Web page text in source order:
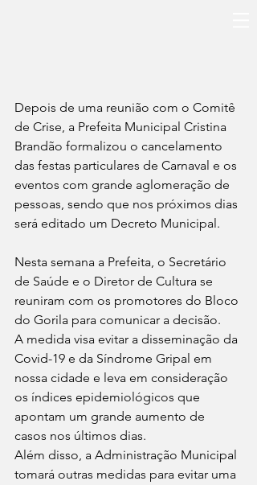
Depois de uma reunião com o Comitê
de Crise, a Prefeita Municipal Cristina
Brandão formalizou o cancelamento
das festas particulares de Carnaval e os
eventos com grande aglomeração de
pessoas, sendo que nos próximos dias
será editado um Decreto Municipal.
Nesta semana a Prefeita, o Secretário
de Saúde e o Diretor de Cultura se
reuniram com os promotores do Bloco
do Gorila para comunicar a decisão.
A medida visa evitar a disseminação da
Covid-19 e da Síndrome Gripal em
nossa cidade e leva em consideração
os índices epidemiológicos que
apontam um grande aumento de
casos nos últimos dias.
Além disso, a Administração Municipal
tomará outras medidas para evitar uma